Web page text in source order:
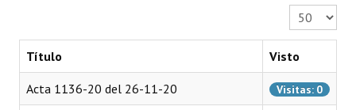
Integrantes del Concejo
Comisiones Permanentes
Cantidad a
Título Visto
Acta 1136-20 del 26-11-20 Visitas: 0